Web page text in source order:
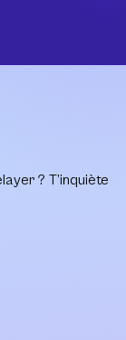
? T’inquiète